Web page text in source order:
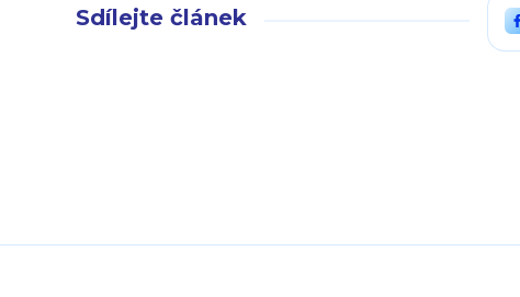
Sdílejte článek